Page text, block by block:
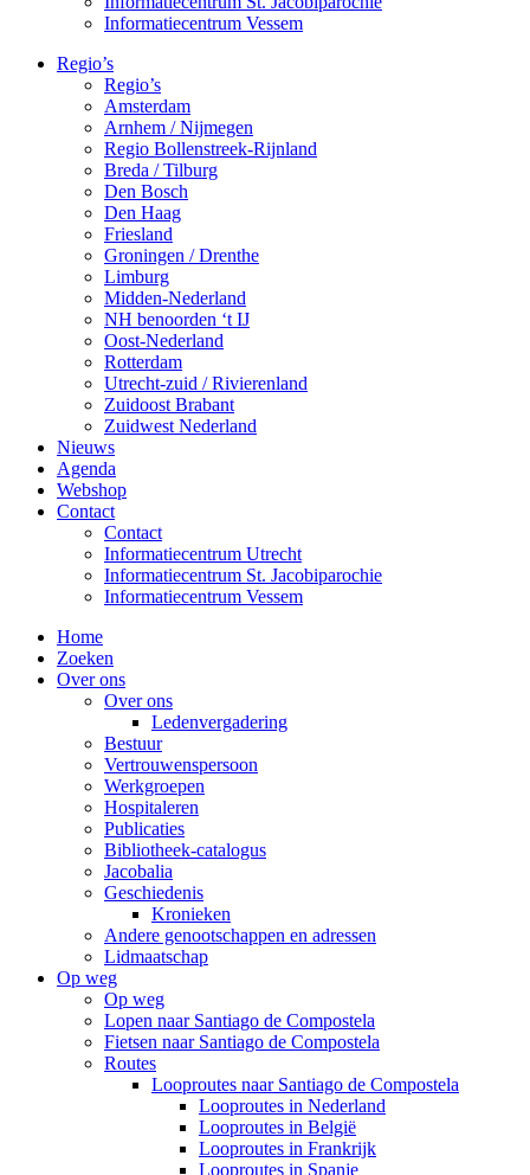
Informatiecentrum Vessem
Regio’s
Regio’s
Amsterdam
Arnhem / Nijmegen
Regio Bollenstreek-Rijnland
Breda / Tilburg
Den Bosch
Den Haag
Friesland
Groningen / Drenthe
Limburg
Midden-Nederland
NH benoorden ‘t IJ
Oost-Nederland
Rotterdam
Utrecht-zuid / Rivierenland
Zuidoost Brabant
Zuidwest Nederland
Nieuws
Agenda
Webshop
Contact
Contact
Informatiecentrum Utrecht
Informatiecentrum St. Jacobiparochie
Informatiecentrum Vessem
Home
Zoeken
Over ons
Over ons
Ledenvergadering
Bestuur
Vertrouwenspersoon
Werkgroepen
Hospitaleren
Publicaties
Bibliotheek-catalogus
Jacobalia
Geschiedenis
Kronieken
Andere genootschappen en adressen
Lidmaatschap
Op weg
Op weg
Lopen naar Santiago de Compostela
Fietsen naar Santiago de Compostela
Routes
Looproutes naar Santiago de Compostela
Looproutes in Nederland
Looproutes in België
Looproutes in Frankrijk
Looproutes in Spanje